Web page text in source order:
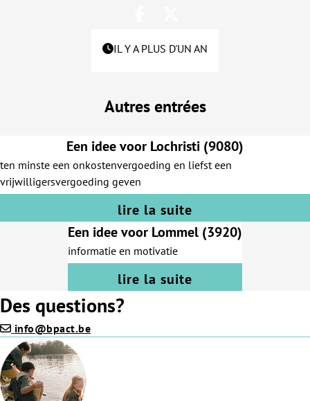
IL Y A PLUS D'UN AN
Autres entrées
Een idee voor Lochristi (9080)
ten minste een onkostenvergoeding en liefst een
vrijwilligersvergoeding geven
lire la suite
Een idee voor Lommel (3920)
informatie en motivatie
lire la suite
Des questions?
info@bpact.be